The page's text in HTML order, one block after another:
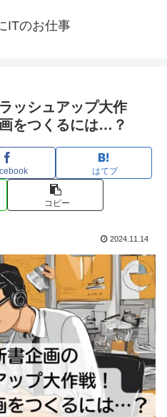
ITのお仕事
ッシュアップ大作
をつくるには…？
はてブ
コピー
2024.11.14